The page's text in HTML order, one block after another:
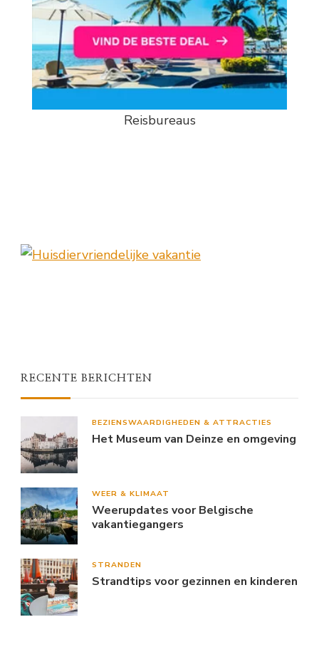
Reisbureaus
RECENTE BERICHTEN
BEZIENSWAARDIGHEDEN & ATTRACTIES
Het Museum van Deinze en omgeving
WEER & KLIMAAT
Weerupdates voor Belgische
vakantiegangers
STRANDEN
Strandtips voor gezinnen en kinderen